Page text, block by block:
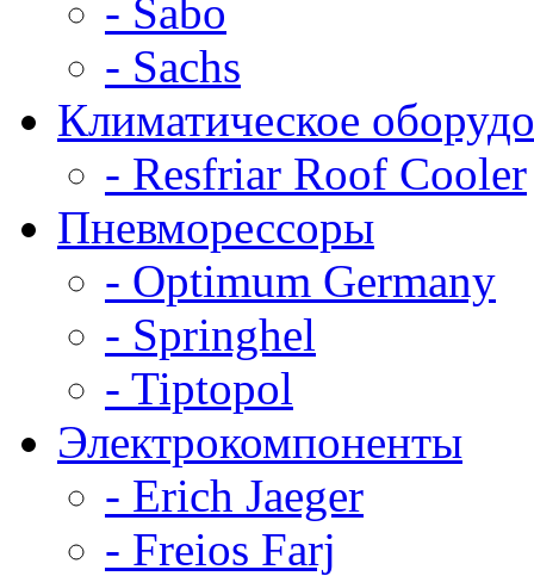
- Sabo
- Sachs
Климатическое
- Resfriar Roof Cooler
Пневморессоры
- Optimum Germany
- Springhel
- Tiptopol
Электрокомпоненты
- Erich Jaeger
- Freios Farj